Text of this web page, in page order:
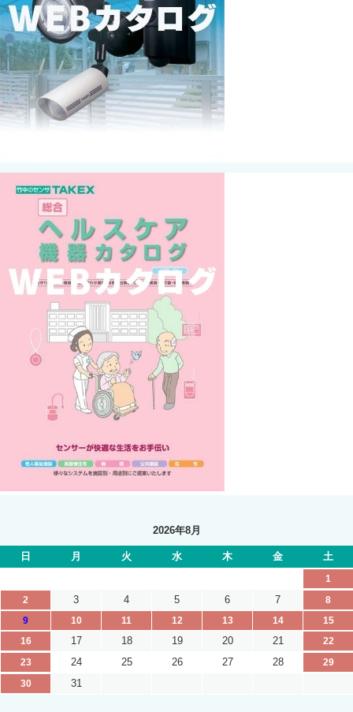
2026年8月
日 月 火 水 木 金 土
1
2
3 4 5 6 7
8
9
10 11 12 13 14
15
16
17 18 19 20 21
22
23
24 25 26 27 28
29
30
31